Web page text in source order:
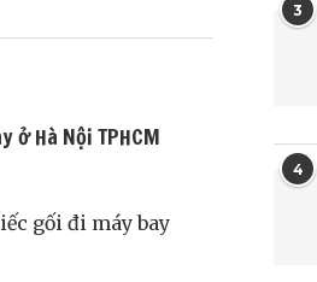
Hà Nội TPHCM
gối đi máy bay
3
4